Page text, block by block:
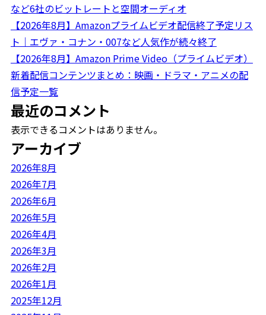
など6社のビットレートと空間オーディオ
【2026年8月】Amazonプライムビデオ配信終了予定リス
ト｜エヴァ・コナン・007など人気作が続々終了
【2026年8月】Amazon Prime Video（プライムビデオ）
新着配信コンテンツまとめ：映画・ドラマ・アニメの配
信予定一覧
最近のコメント
表示できるコメントはありません。
アーカイブ
2026年8月
2026年7月
2026年6月
2026年5月
2026年4月
2026年3月
2026年2月
2026年1月
2025年12月